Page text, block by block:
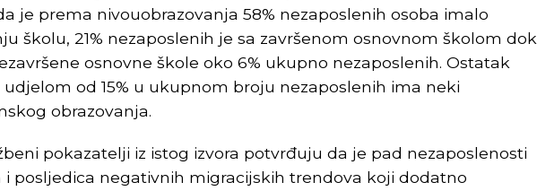
je prema nivouobrazovanja 58% nezaposlenih osoba imalo
školu, 21% nezaposlenih je sa završenom osnovnom školom dok
osnovne škole oko 6% ukupno nezaposlenih. Ostatak
udjelom od 15% u ukupnom broju nezaposlenih ima neki
obrazovanja.
pokazatelji iz istog izvora potvrđuju da je pad nezaposlenosti
posljedica negativnih migracijskih trendova koji dodatno